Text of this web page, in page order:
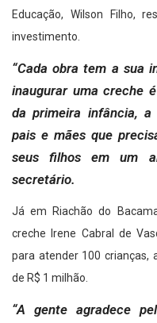
Educação, Wilson Filho,
investimento.
“Cada obra tem a sua
inaugurar uma creche
da primeira infância,
pais e mães que
seus filhos em um
secretário.
Já em Riachão do
creche Irene Cabral de
para atender 100 crianças,
de R$ 1 milhão.
“A gente agradece